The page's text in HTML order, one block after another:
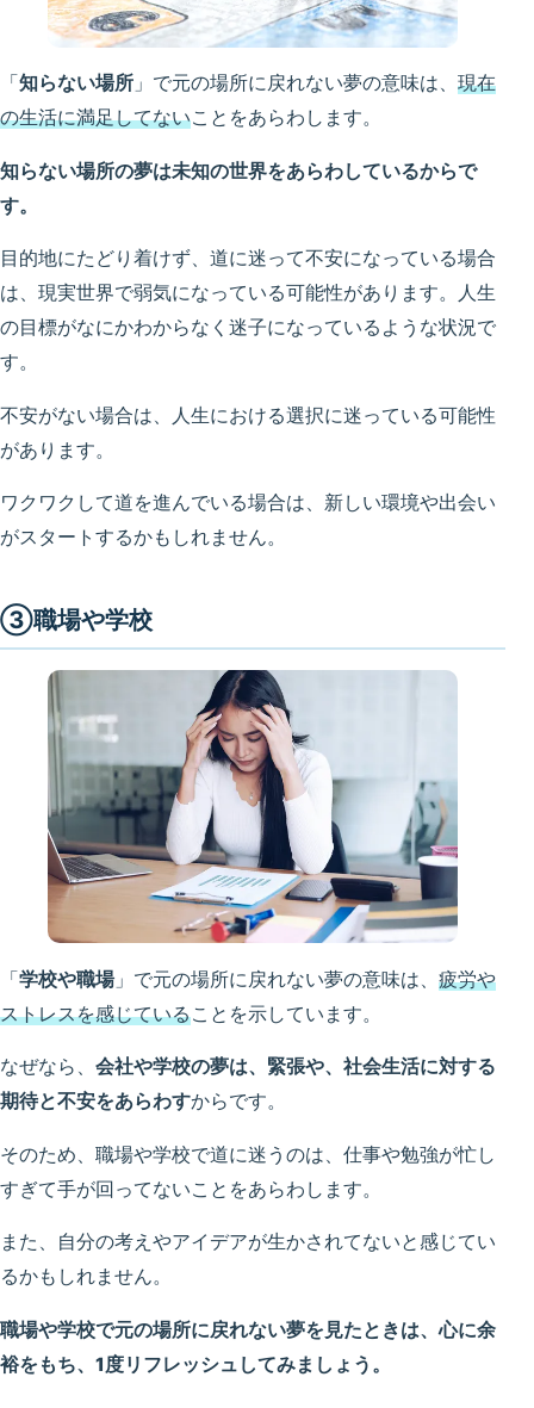
「 知らない場所 」で元の場所に戻れない夢の意味は、 現在
の生活に満足してないことをあらわします。
知らない場所の夢は未知の世界をあらわしているからで
す。
目的地にたどり着けず、道に迷って不安になっている場合
は、現実世界で弱気になっている可能性があります。人生
の目標がなにかわからなく迷子になっているような状況で
す。
不安がない場合は、人生における選択に迷っている可能性
があります。
ワクワクして道を進んでいる場合は、新しい環境や出会い
がスタートするかもしれません。
③職場や学校
「学校や職場」で元の場所に戻れない夢の意味は、 疲労や
ストレスを感じていることを示しています。
なぜなら、 会社や学校の夢は、緊張や、社会生活に対する
期待と不安をあらわすからです。
そのため、職場や学校で道に迷うのは、仕事や勉強が忙し
すぎて手が回ってないことをあらわします。
また、自分の考えやアイデアが生かされてないと感じてい
るかもしれません。
職場や学校で元の場所に戻れない夢を見たときは、心に余
裕をもち、1度リフレッシュしてみましょう。